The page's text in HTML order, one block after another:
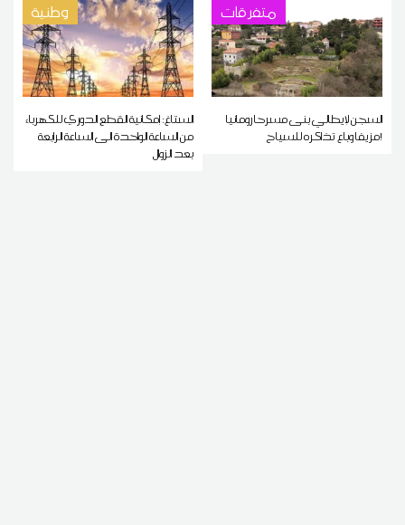
متفرقات
السجن لإيطالي بنى مسرحا رومانيا
مزيفا وباع تذاكره للسياح!
وطنية
الستاغ: إمكانية القطع الدوري للكهرباء
من الساعة الواحدة الى الساعة الرابعة
بعد الزوال